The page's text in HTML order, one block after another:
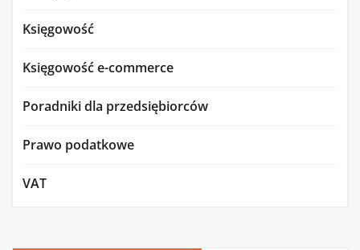
Księgowość
Księgowość e-commerce
Poradniki dla przedsiębiorców
Prawo podatkowe
VAT